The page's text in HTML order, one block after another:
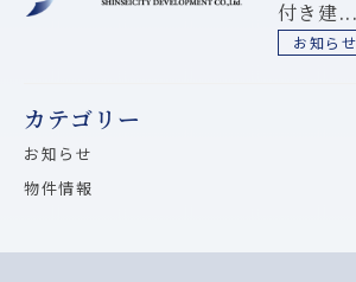
付き建...
お知らせ
カテゴリー
お知らせ
物件情報